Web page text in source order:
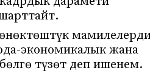
экономикалык жана
түзөт деп ишенем.